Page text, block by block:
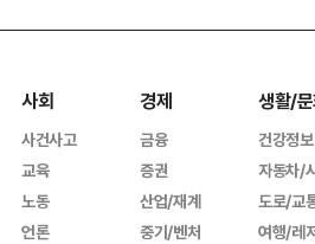
사회
사건사고
교육
노동
언론
경제
금융
증권
산업/재계
중기/벤처
생활/
건강정보
자동차/
도로/교
여행/레